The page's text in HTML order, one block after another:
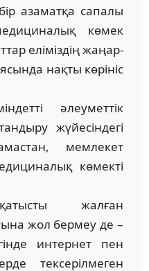
азаматқа сапалы
көмек
еліміздің жаңар­
нақты көрініс
әлеуметтік
жүйесіндегі
мемлекет
көмекті
жалған
жол бермеу де –
интернет пен
тексеріл­меген